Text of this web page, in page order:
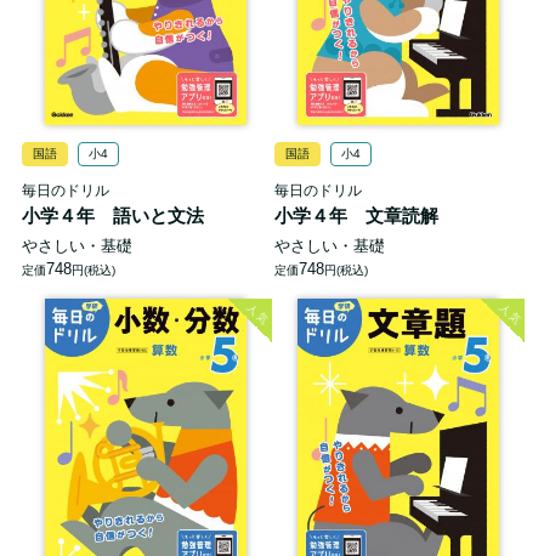
国語 小4
毎日のドリル
小学４年 語いと文法
やさしい・基礎
定価748円(税込)
国語 小4
毎日のドリル
小学４年 文章読解
やさしい・基礎
定価748円(税込)
人気 人気